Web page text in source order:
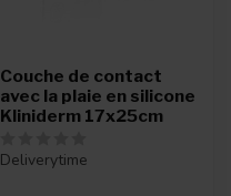
Couche de contact
avec la plaie en silicone
Kliniderm 17x25cm
Deliverytime